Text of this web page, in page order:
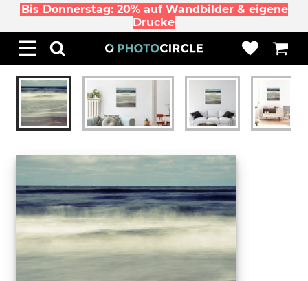
Bis Donnerstag: 20% auf Wandbilder & eigene
Drucke